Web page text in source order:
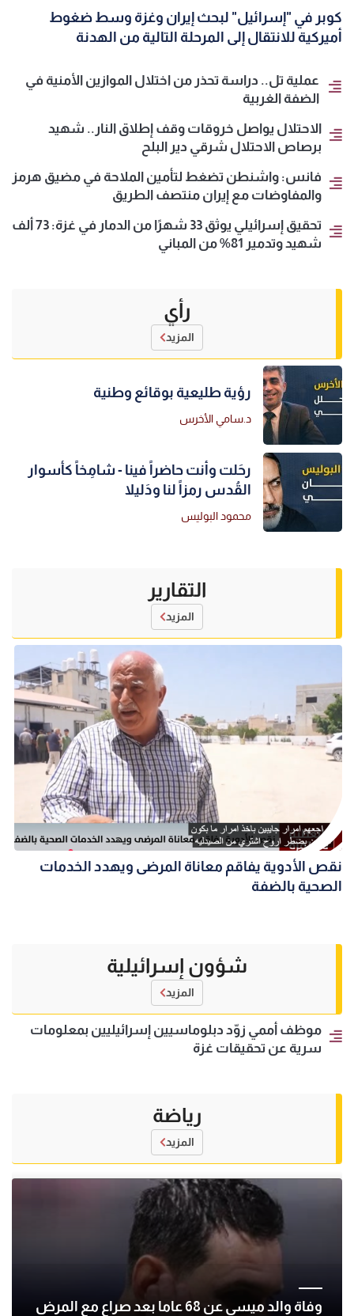
كوبر في "إسرائيل" لبحث إيران وغزة وسط ضغوط
أميركية للانتقال إلى المرحلة التالية من الهدنة
عملية تل.. دراسة تحذر من اختلال الموازين الأمنية في
الضفة الغربية
الاحتلال يواصل خروقات وقف إطلاق النار.. شهيد
برصاص الاحتلال شرقي دير البلح
فانس: واشنطن تضغط لتأمين الملاحة في مضيق هرمز
والمفاوضات مع إيران منتصف الطريق
تحقيق إسرائيلي يوثق 33 شهرًا من الدمار في غزة: 73 ألف
شهيد وتدمير 81% من المباني
رأي
المزيد
رؤية طليعية بوقائع وطنية
د.سامي الأخرس
رحَلت وأنت حاضراً فينا - شامِخاً كأسوار
القُدس رمزاً لنا ودَليلا
محمود البوليس
التقارير
المزيد
نقص الأدوية يفاقم معاناة المرضى ويهدد الخدمات
الصحية بالضفة
شؤون إسرائيلية
المزيد
موظف أممي زوّد دبلوماسيين إسرائيليين بمعلومات
سرية عن تحقيقات غزة
رياضة
المزيد
وفاة والد ميسي عن 68 عاما بعد صراع مع المرض